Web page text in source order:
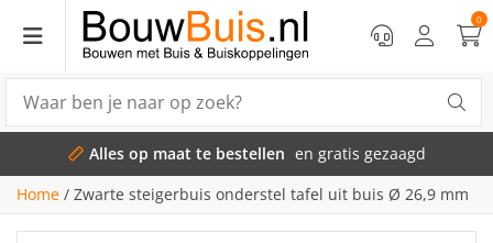
0
Alles op maat te bestellen en gratis gezaagd
Home / Zwarte steigerbuis onderstel tafel uit buis Ø 26,9 mm